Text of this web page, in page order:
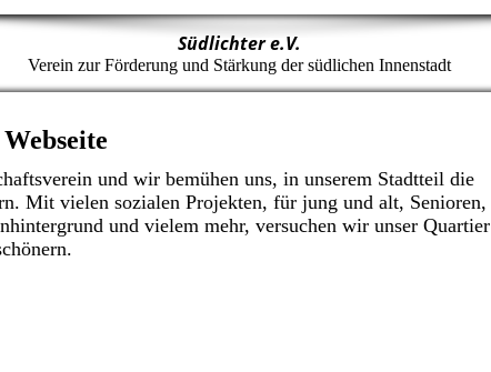
Südlichter e.V.
Verein zur Förderung und Stärkung der südlichen Innenstadt
und wir bemühen uns, in unserem Stadtteil die
Mit vielen sozialen Projekten, für jung und alt, Senioren,
und vielem mehr, versuchen wir unser Quartier